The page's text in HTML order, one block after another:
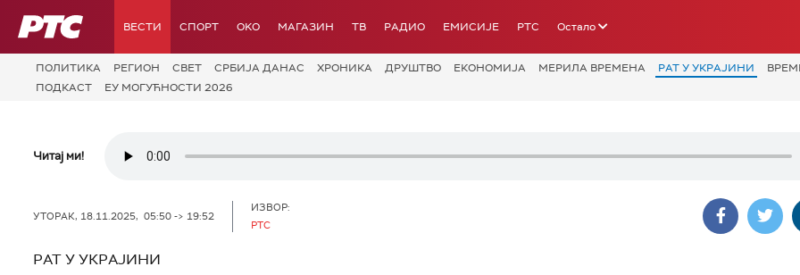
РТС ВЕСТИ СПОРТ OKO МАГАЗИН ТВ РАДИО ЕМИСИЈЕ РТС Остало
ПОЛИТИКА РЕГИОН СВЕТ СРБИЈА ДАНАС ХРОНИКА ДРУШТВО ЕКОНОМИЈА МЕРИЛА ВРЕМЕНА РАТ У УКРАЈИНИ
ПОДКАСТ
ЕУ МОГУЋНОСТИ 2026
Читај ми!
УТОРАК, 18.11.2025, 05:50 -> 19:52
ИЗВОР:
РТС
РАТ У УКРАЈИНИ